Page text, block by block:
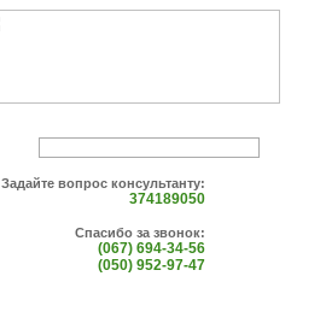
Задайте вопрос консультанту:
374189050
Спасибо за звонок:
(067) 694-34-56
(050) 952-97-47